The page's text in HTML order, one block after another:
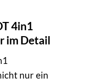
4in1
im Detail
nur ein